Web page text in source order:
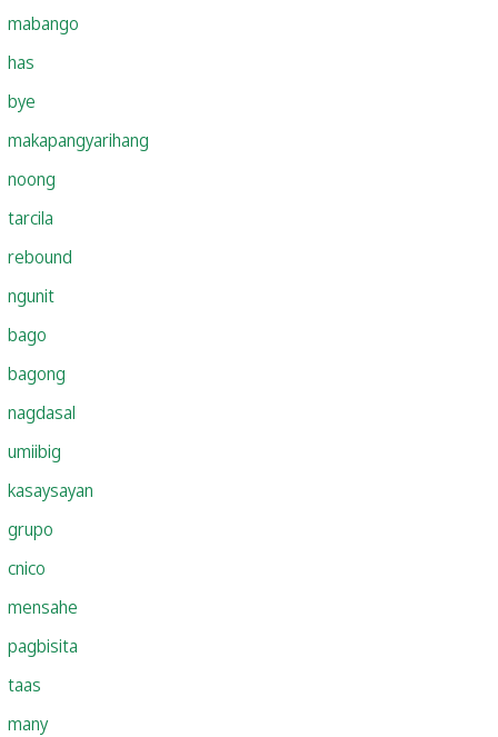
mabango
has
bye
makapangyarihang
noong
tarcila
rebound
ngunit
bago
bagong
nagdasal
umiibig
kasaysayan
grupo
cnico
mensahe
pagbisita
taas
many